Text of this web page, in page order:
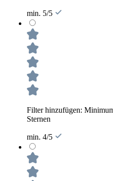
min. 5/5
Filter hinzufügen:
Sternen
min. 4/5